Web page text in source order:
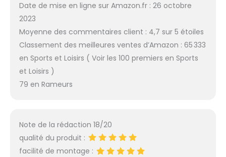
Date de mise en ligne sur Amazon.fr : 26 octobre
2023
Moyenne des commentaires client : 4,7 sur 5 étoiles
Classement des meilleures ventes d’Amazon : 65 333
en Sports et Loisirs ( Voir les 100 premiers en Sports
et Loisirs )
79 en Rameurs
Note de la rédaction 18/20
qualité du produit :
facilité de montage :